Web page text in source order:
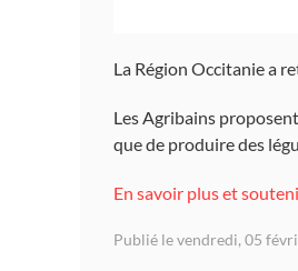
La Région Occitanie a
Les Agribains
que de produire des
En savoir plus et
Publié le vendredi, 05